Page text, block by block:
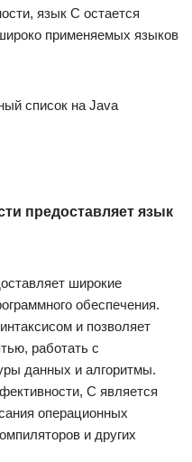
язык C остается
применяемых языков
список на Java
предоставляет язык
широкие
обеспечения.
и позволяет
работать с
данных и алгоритмы.
C является
операционных
и других